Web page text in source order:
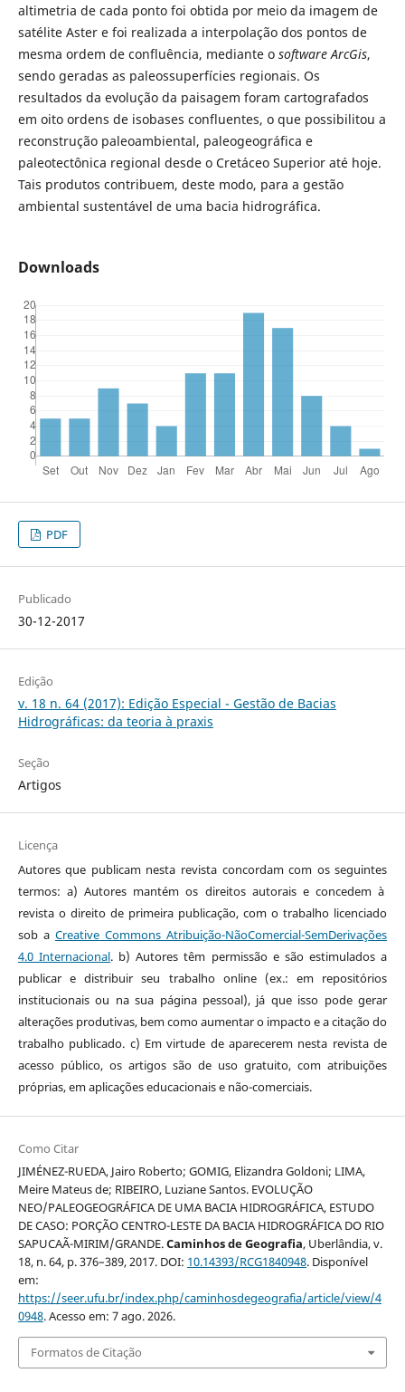
altimetria de cada ponto foi obtida por meio da imagem de
satélite Aster e foi realizada a interpolação dos pontos de
mesma ordem de confluência, mediante o software ArcGis,
sendo geradas as paleossuperfícies regionais. Os
resultados da evolução da paisagem foram cartografados
em oito ordens de isobases confluentes, o que possibilitou a
reconstrução paleoambiental, paleogeográfica e
paleotectônica regional desde o Cretáceo Superior até hoje.
Tais produtos contribuem, deste modo, para a gestão
ambiental sustentável de uma bacia hidrográfica.
Downloads
PDF
Publicado
30-12-2017
Edição
v. 18 n. 64 (2017): Edição Especial - Gestão de Bacias
Hidrográficas: da teoria à praxis
Seção
Artigos
Licença
Autores que publicam nesta revista concordam com os seguintes
termos: a) Autores mantém os direitos autorais e concedem à
revista o direito de primeira publicação, com o trabalho licenciado
sob a Creative Commons Atribuição-NãoComercial-SemDerivações
4.0 Internacional. b) Autores têm permissão e são estimulados a
publicar e distribuir seu trabalho online (ex.: em repositórios
institucionais ou na sua página pessoal), já que isso pode gerar
alterações produtivas, bem como aumentar o impacto e a citação do
trabalho publicado. c) Em virtude de aparecerem nesta revista de
acesso público, os artigos são de uso gratuito, com atribuições
próprias, em aplicações educacionais e não-comerciais.
Como Citar
JIMÉNEZ-RUEDA, Jairo Roberto; GOMIG, Elizandra Goldoni; LIMA,
Meire Mateus de; RIBEIRO, Luziane Santos. EVOLUÇÃO
NEO/PALEOGEOGRÁFICA DE UMA BACIA HIDROGRÁFICA, ESTUDO
DE CASO: PORÇÃO CENTRO-LESTE DA BACIA HIDROGRÁFICA DO RIO
SAPUCAÃ-MIRIM/GRANDE.Caminhos de Geografia, Uberlândia, v.
18, n. 64, p. 376–389, 2017. DOI: 10.14393/RCG1840948. Disponível
em:
https://seer.ufu.br/index.php/caminhosdegeografia/article/view/4
0948. Acesso em: 7 ago. 2026.
Formatos de Citação